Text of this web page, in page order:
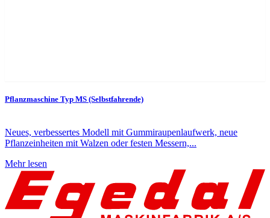
Pflanzmaschine Typ MS (Selbstfahrende)
Neues, verbessertes Modell mit Gummiraupenlaufwerk, neue
Pflanzeinheiten mit Walzen oder festen Messern,...
Mehr lesen